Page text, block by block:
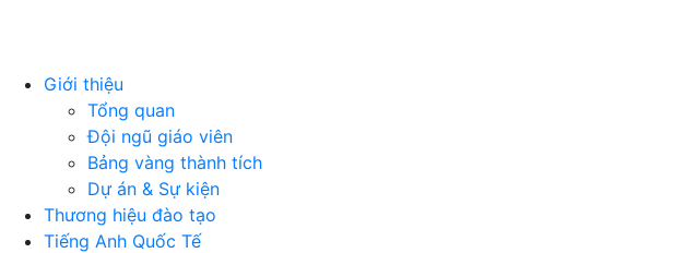
Giới thiệu
Tổng quan
Đội ngũ giáo viên
Bảng vàng thành tích
Dự án & Sự kiện
Thương hiệu đào tạo
Tiếng Anh Quốc Tế